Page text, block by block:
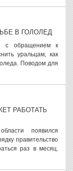
В ГОЛОЛЕД
с обращением к
уральцам, как
Поводом для
РАБОТАТЬ
появился
правительство
раз в месяц.